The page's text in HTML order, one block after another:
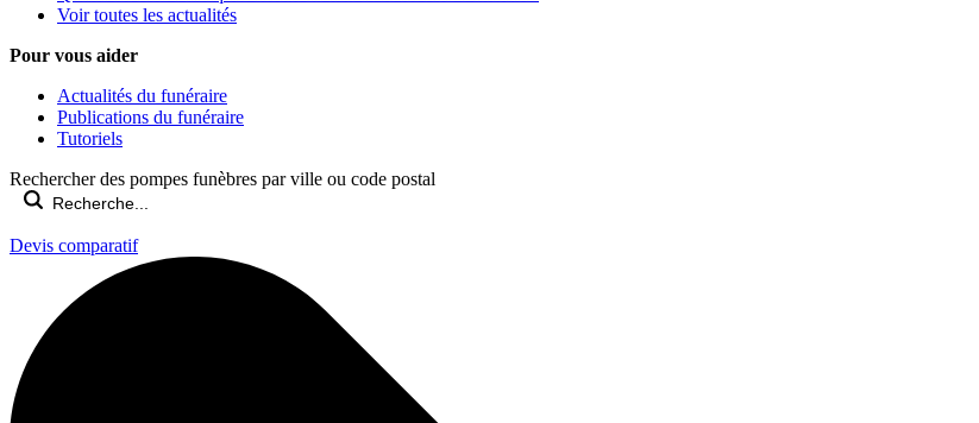
Voir toutes les actualités
Pour vous aider
Actualités du funéraire
Publications du funéraire
Tutoriels
Rechercher des pompes funèbres par ville ou code postal
Devis comparatif